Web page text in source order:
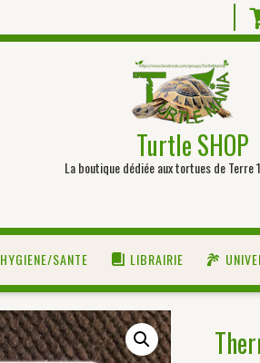
Turtle SHOP
La boutique dédiée aux tortues de Terre
HYGIENE/SANTE LIBRAIRIE